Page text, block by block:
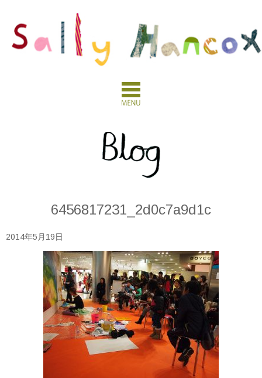
6456817231_2d0c7a9d1c
2014年5月19日